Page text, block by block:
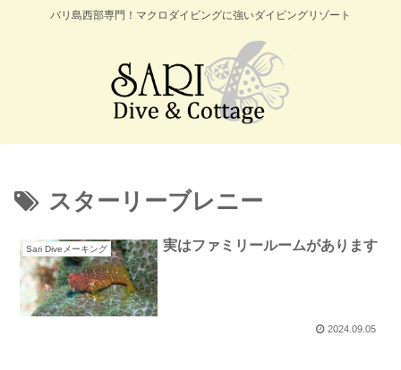
バリ島西部専門！マクロダイビングに強いダイビングリゾート
スターリーブレニー
Sari Diveメーキング 実はファミリールームがあります
2024.09.05